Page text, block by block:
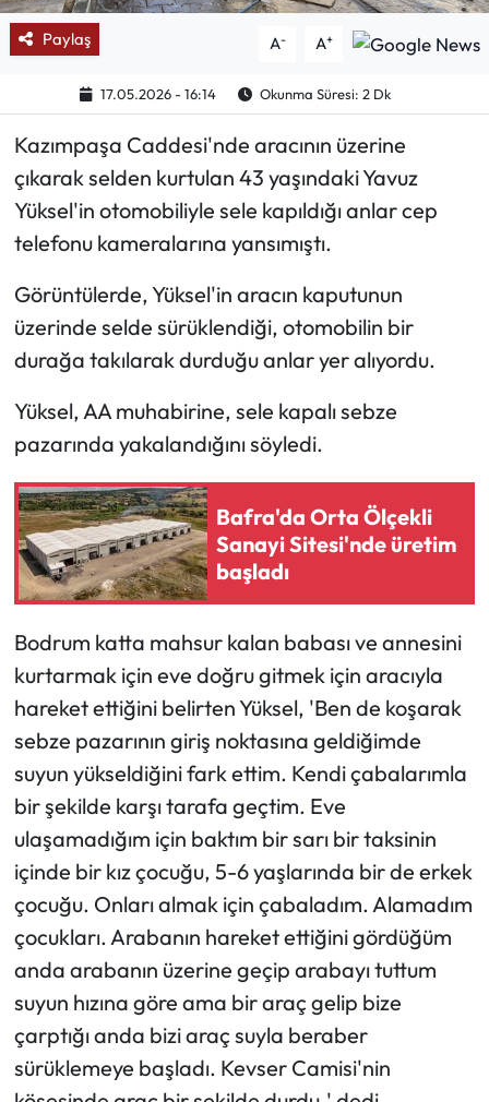
Paylaş A- A+
17.05.2026 - 16:14 Okunma Süresi: 2 Dk
Kazımpaşa Caddesi'nde aracının üzerine
çıkarak selden kurtulan 43 yaşındaki Yavuz
Yüksel'in otomobiliyle sele kapıldığı anlar cep
telefonu kameralarına yansımıştı.
Görüntülerde, Yüksel'in aracın kaputunun
üzerinde selde sürüklendiği, otomobilin bir
durağa takılarak durduğu anlar yer alıyordu.
Yüksel, AA muhabirine, sele kapalı sebze
pazarında yakalandığını söyledi.
Bafra'da Orta Ölçekli
Sanayi Sitesi'nde üretim
başladı
Bodrum katta mahsur kalan babası ve annesini
kurtarmak için eve doğru gitmek için aracıyla
hareket ettiğini belirten Yüksel, 'Ben de koşarak
sebze pazarının giriş noktasına geldiğimde
suyun yükseldiğini fark ettim. Kendi çabalarımla
bir şekilde karşı tarafa geçtim. Eve
ulaşamadığım için baktım bir sarı bir taksinin
içinde bir kız çocuğu, 5-6 yaşlarında bir de erkek
çocuğu. Onları almak için çabaladım. Alamadım
çocukları. Arabanın hareket ettiğini gördüğüm
anda arabanın üzerine geçip arabayı tuttum
suyun hızına göre ama bir araç gelip bize
çarptığı anda bizi araç suyla beraber
sürüklemeye başladı. Kevser Camisi'nin
BIK
Spor Yazıları
Mektup Galeri
Ekonomi
Sağlık
Turizm
Teknoloji